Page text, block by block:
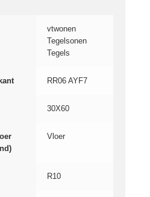
vtwonen
Tegelsonen
Tegels
RR06 AYF7
30X60
Vloer
R10